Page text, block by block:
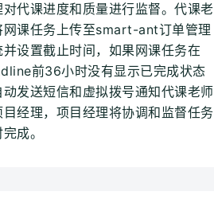
对代课进度和质量进行监督。代课老
网课任务上传至smart-ant订单管理
并设置截止时间，如果网课任务在
前36小时没有显示已完成状态
动发送短信和虚拟拨号通知代课老师
目经理，项目经理将协调和监督任务
成。